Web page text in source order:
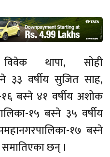
थापा, सोही
३३ वर्षीय सुजित साह,
बस्ने ४१ वर्षीय अशोक
१५ बस्ने ३५ वर्षीय
१७ बस्ने
समातिएका छन् ।